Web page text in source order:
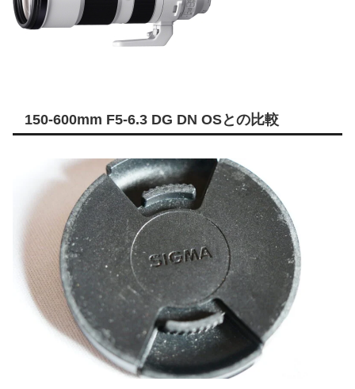
150-600mm F5-6.3 DG DN OSとの比較